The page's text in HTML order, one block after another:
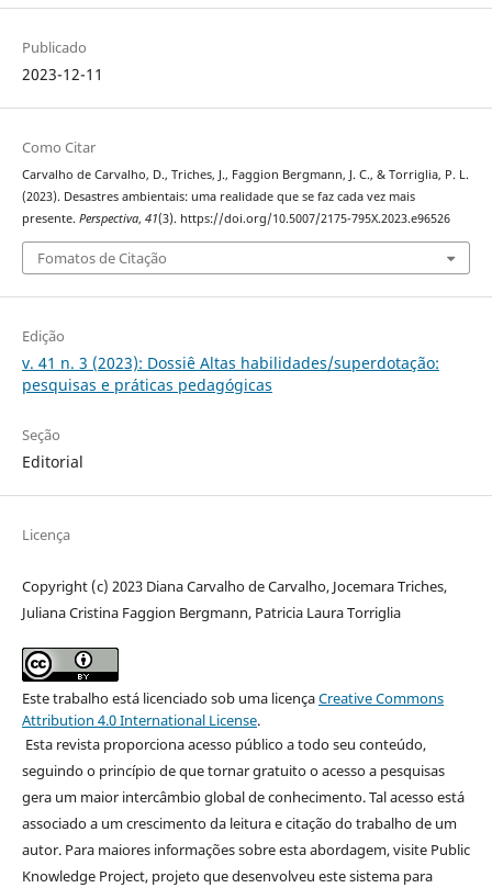
Publicado
2023-12-11
Como Citar
Carvalho de Carvalho, D., Triches, J., Faggion Bergmann, J. C., & Torriglia, P. L.
(2023). Desastres ambientais: uma realidade que se faz cada vez mais
presente. Perspectiva, 41(3). https://doi.org/10.5007/2175-795X.2023.e96526
Fomatos de Citação
Edição
v. 41 n. 3 (2023): Dossiê Altas habilidades/superdotação:
pesquisas e práticas pedagógicas
Seção
Editorial
Licença
Copyright (c) 2023 Diana Carvalho de Carvalho, Jocemara Triches,
Juliana Cristina Faggion Bergmann, Patricia Laura Torriglia
Este trabalho está licenciado sob uma licençaCreative Commons
Attribution 4.0 International License.
Esta revista proporciona acesso público a todo seu conteúdo,
seguindo o princípio de que tornar gratuito o acesso a pesquisas
gera um maior intercâmbio global de conhecimento. Tal acesso está
associado a um crescimento da leitura e citação do trabalho de um
autor. Para maiores informações sobre esta abordagem, visite Public
Knowledge Project, projeto que desenvolveu este sistema para